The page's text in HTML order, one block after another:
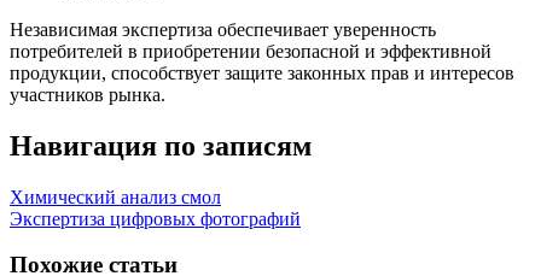
Независимая экспертиза обеспечивает уверенность
потребителей в приобретении безопасной и эффективной
продукции, способствует защите законных прав и интересов
участников рынка.
Навигация по записям
Химический анализ смол
Экспертиза цифровых фотографий
Похожие статьи